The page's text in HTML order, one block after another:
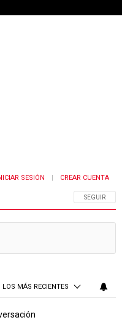
SIGA ESTA
SEGUIR
SESIÓN CREAR CUENTA
LOS MÁS RECIENTES